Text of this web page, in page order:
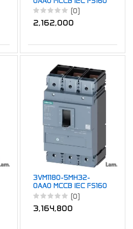
16A 3P 25KA TM
(0)
2,162,000
3VM1180-5MH32-
0AA0 MCCB IEC FS160
80A 3P 55KA TM AM
(0)
3,164,800